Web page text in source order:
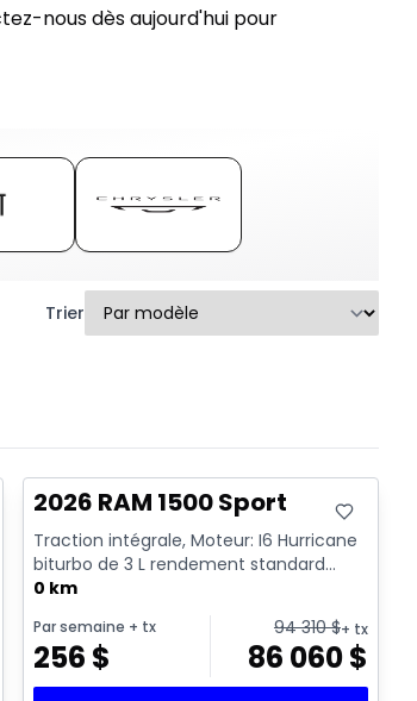
nous dès aujourd'hui pour
Trier
En stock
2026 RAM 1500 Sport
Traction intégrale, Moteur: I6 Hurricane
biturbo de 3 L rendement standard
avec arrêt au ralenti - 6...
0 km
Par semaine + tx
256 $
94 310$+ tx
86 060$